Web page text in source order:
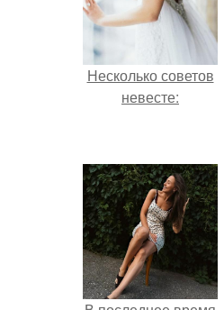
Несколько советов
невесте: